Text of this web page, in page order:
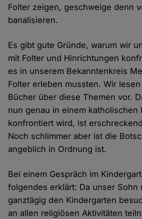
Folter zeigen, geschweige denn
banalisieren.
Es gibt gute Gründe, warum wir
mit Folter und Hinrichtungen
es in unserem Bekanntenkreis
Folter erleben mussten. Wir
Bücher über diese Themen vor.
nun genau in einem katholischen
konfrontiert wird, ist
Noch schlimmer aber ist die
angeblich in Ordnung ist.
Bei einem Gespräch im
folgendes erklärt: Da unser Sohn
ganztägig den Kindergarten
an allen religiösen Aktivitäten